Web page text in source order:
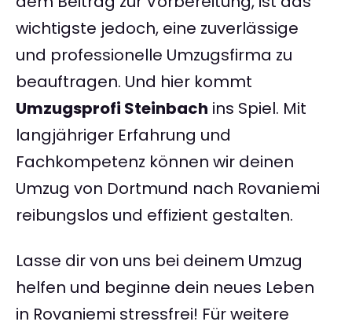
wichtigste jedoch, eine zuverlässige
und professionelle Umzugsfirma zu
beauftragen. Und hier kommt
Umzugsprofi Steinbach ins Spiel. Mit
langjähriger Erfahrung und
Fachkompetenz können wir deinen
Umzug von Dortmund nach Rovaniemi
reibungslos und effizient gestalten.
Lasse dir von uns bei deinem Umzug
helfen und beginne dein neues Leben
in Rovaniemi stressfrei! Für weitere